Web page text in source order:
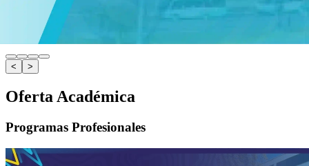
< >
Oferta Académica
Programas Profesionales